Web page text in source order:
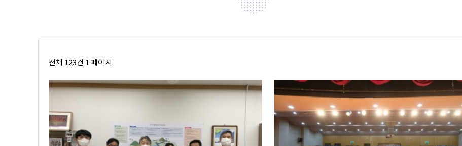
전체 123건 1 페이지